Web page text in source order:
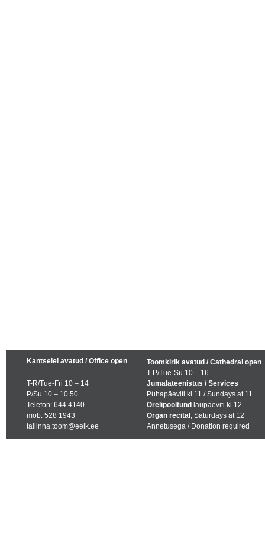
Kantselei avatud / Office open
T-R/Tue-Fri 10 – 14
P/Su 10 – 10.50
Telefon: 644 4140
mob: 528 1943
tallinna.toom@eelk.ee
Toomkirik avatud / Cathedral open
T-P/Tue-Su 10 – 16
Jumalateenistus / Services
Pühapäeviti kl 11 / Sundays at 11
Orelipooltund laupäeviti kl 12
Organ recital , Saturdays at 12
Annetusega / Donation required